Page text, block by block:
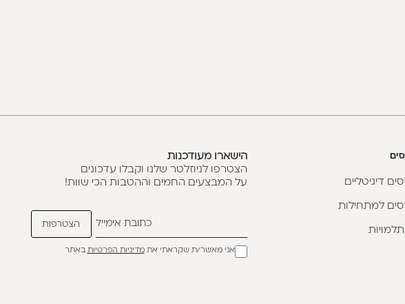
דיגיטליים
למתחילות
הישארו מעודכנות
הצטרפו לניוזלטר שלנו וקבלו עדכונים
על המבצעים החמים וההטבות הכי שוות!
אני מאשר/ת שקראתי אתמדיניות הפרטיותבאתר